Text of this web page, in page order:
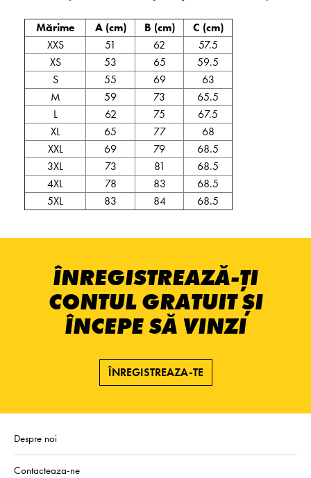
Mărime A (cm) B (cm)
C (cm)
XXS
51 62
57.5
XS
53 65
59.5
S
55 69
63
M
59 73
65.5
L
62 75
67.5
XL
65 77
68
XXL
69 79
68.5
3XL
73 81
68.5
4XL
78 83
68.5
5XL
83 84 68.5
ÎNREGISTREAZĂ-ȚI
CONTUL GRATUIT ȘI
ÎNCEPE SĂ VINZI
ÎNREGISTREAZA-TE
Despre noi
Contacteaza-ne